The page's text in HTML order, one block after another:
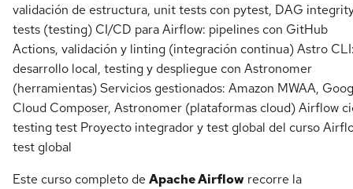
validación de estructura, unit tests con pytest, DAG
tests (testing) CI/CD para Airflow: pipelines con GitHub
Actions, validación y linting (integración continua) Astro
desarrollo local, testing y despliegue con Astronomer
(herramientas) Servicios gestionados: Amazon MWAA,
Cloud Composer, Astronomer (plataformas cloud) Airflow
testing test Proyecto integrador y test global del curso
test global
Este curso completo de Apache Airflow recorre la